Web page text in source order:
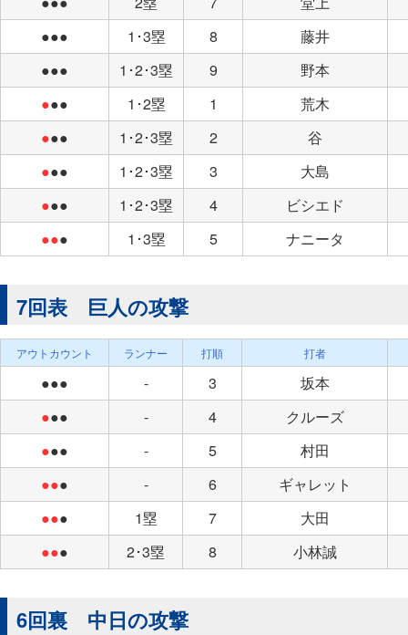
●●●
1･3塁 8
藤井
●●●
1･2･3塁 9
野本
●●● 1･2塁 1
荒木
●●● 1･2･3塁 2
谷
●●● 1･2･3塁 3
大島
●●● 1･2･3塁 4
ビシエド
●●● 1･3塁 5 ナニータ
7回表 巨人の攻撃
アウトカウント ランナー 打順 打者
●●● - 3
坂本
●●● - 4
クルーズ
●●● - 5
村田
●●● - 6
ギャレット
●●● 1塁 7
大田
●●● 2･3塁 8 小林誠
6回裏 中日の攻撃